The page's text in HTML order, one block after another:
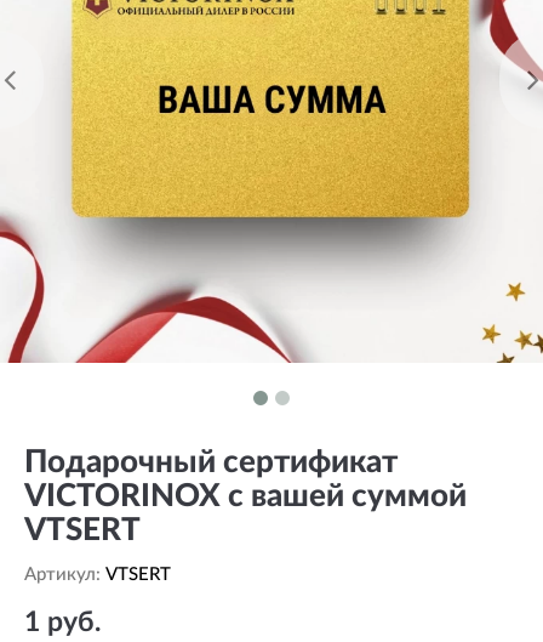
Подарочный сертификат
VICTORINOX с вашей суммой
VTSERT
Артикул: VTSERT
1 руб.